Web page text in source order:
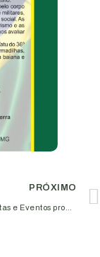
PRÓXIMO